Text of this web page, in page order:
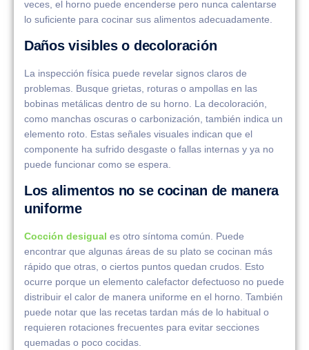
veces, el horno puede encenderse pero nunca calentarse
lo suficiente para cocinar sus alimentos adecuadamente.
Daños visibles o decoloración
La inspección física puede revelar signos claros de
problemas. Busque grietas, roturas o ampollas en las
bobinas metálicas dentro de su horno. La decoloración,
como manchas oscuras o carbonización, también indica un
elemento roto. Estas señales visuales indican que el
componente ha sufrido desgaste o fallas internas y ya no
puede funcionar como se espera.
Los alimentos no se cocinan de manera
uniforme
Cocción desigual es otro síntoma común. Puede
encontrar que algunas áreas de su plato se cocinan más
rápido que otras, o ciertos puntos quedan crudos. Esto
ocurre porque un elemento calefactor defectuoso no puede
distribuir el calor de manera uniforme en el horno. También
puede notar que las recetas tardan más de lo habitual o
requieren rotaciones frecuentes para evitar secciones
quemadas o poco cocidas.